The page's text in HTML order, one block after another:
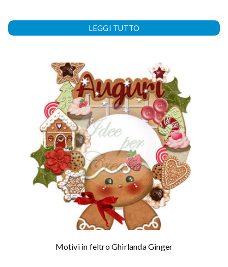
LEGGI TUTTO
Motivi in feltro Ghirlanda Ginger